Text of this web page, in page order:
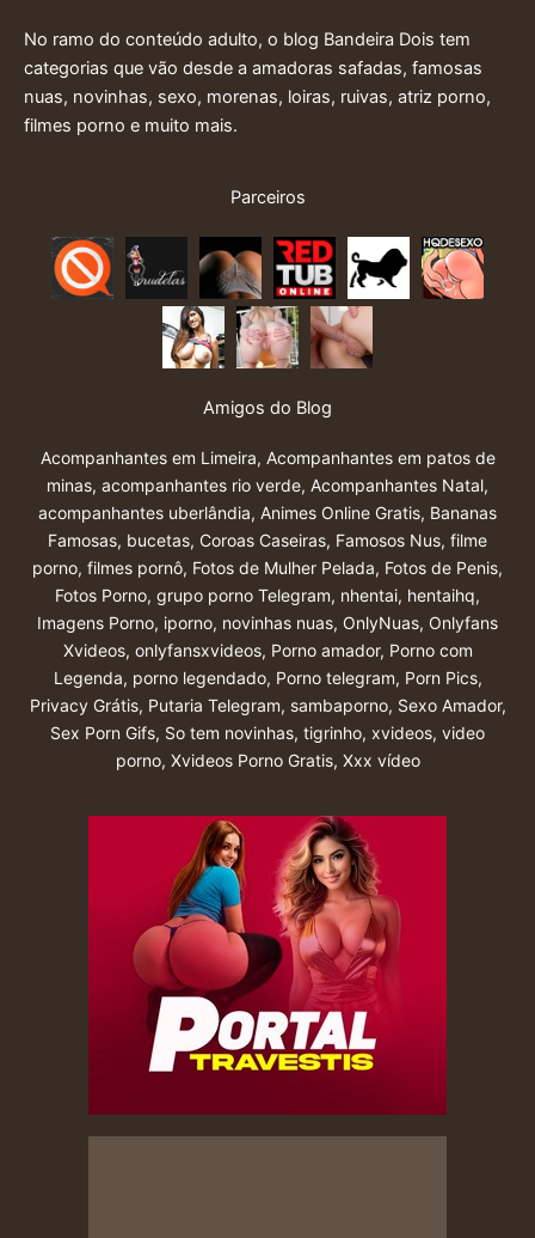
No ramo do conteúdo adulto, o blog Bandeira Dois tem
categorias que vão desde a amadoras safadas, famosas
nuas, novinhas, sexo, morenas, loiras, ruivas, atriz porno,
filmes porno e muito mais.
Parceiros
Amigos do Blog
Acompanhantes em Limeira, Acompanhantes em patos de
minas, acompanhantes rio verde, Acompanhantes Natal,
acompanhantes uberlândia, Animes Online Gratis, Bananas
Famosas, bucetas, Coroas Caseiras, Famosos Nus, filme
porno, filmes pornô, Fotos de Mulher Pelada, Fotos de Penis,
Fotos Porno, grupo porno Telegram, nhentai, hentaihq,
Imagens Porno, iporno, novinhas nuas, OnlyNuas, Onlyfans
Xvideos, onlyfansxvideos, Porno amador, Porno com
Legenda, porno legendado, Porno telegram, Porn Pics,
Privacy Grátis, Putaria Telegram, sambaporno, Sexo Amador,
Sex Porn Gifs, So tem novinhas, tigrinho, xvideos, video
porno, Xvideos Porno Gratis, Xxx vídeo